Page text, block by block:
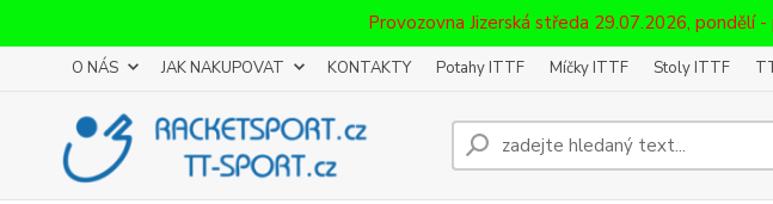
Provozovna Jizerská středa 29.07.2026, pondělí
O NÁS JAK NAKUPOVAT KONTAKTY Potahy ITTF Míčky ITTF Stoly ITTF